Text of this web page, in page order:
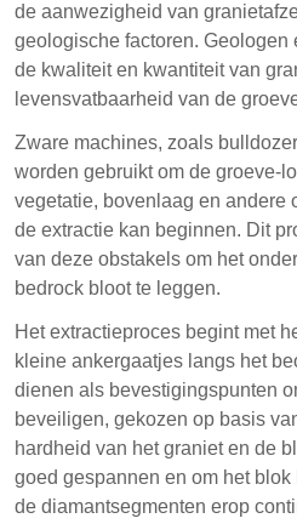
de aanwezigheid van
geologische factoren. Geologen
de kwaliteit en kwantiteit van
levensvatbaarheid van de
Zware machines, zoals
worden gebruikt om de groeve-
vegetatie, bovenlaag en andere
de extractie kan beginnen. Dit
van deze obstakels om het
bedrock bloot te leggen.
Het extractieproces begint met
kleine ankergaatjes langs het
dienen als bevestigingspunten
beveiligen, gekozen op basis
hardheid van het graniet en de
goed gespannen en om het
de diamantsegmenten erop